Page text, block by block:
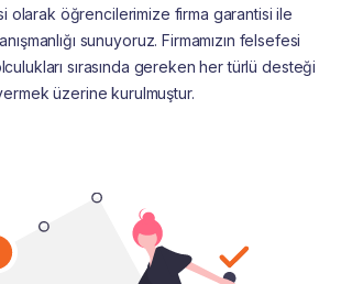
olarak öğrencilerimize firma garantisi ile
sunuyoruz. Firmamızın felsefesi
sırasında gereken her türlü desteği
üzerine kurulmuştur.